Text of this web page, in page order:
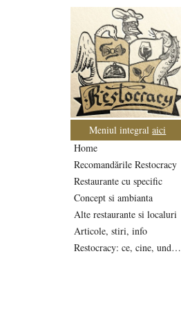
Meniul integralaici
Home
Recomandările Restocracy
Restaurante cu specific
Concept si ambianta
Alte restaurante si localuri
Articole, stiri, info
Restocracy: ce, cine, unde...